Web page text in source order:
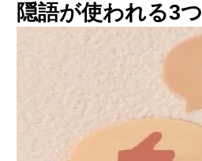
大人｜肉体関係の有無を示
顔合わせ｜初めて会う際の
お手当｜金銭的サポートの
茶飯｜食事のみの関係性の
定期｜継続的な関係を結ぶ
隠語が使われる3